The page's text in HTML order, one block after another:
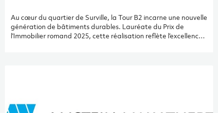
Au cœur du quartier de Surville, la Tour B2 incarne une nouvelle
génération de bâtiments durables. Lauréate du Prix de
l’Immobilier romand 2025, cette réalisation reflète l’excellence